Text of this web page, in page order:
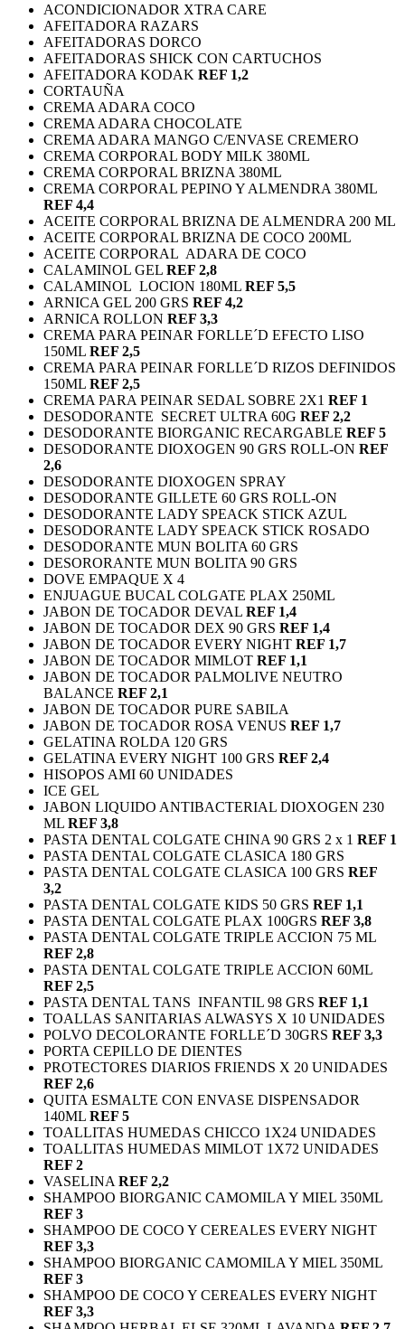
ACONDICIONADOR XTRA CARE
AFEITADORA RAZARS
AFEITADORAS DORCO
AFEITADORAS SHICK CON CARTUCHOS
AFEITADORA KODAK REF 1,2
CORTAUÑA
CREMA ADARA COCO
CREMA ADARA CHOCOLATE
CREMA ADARA MANGO C/ENVASE CREMERO
CREMA CORPORAL BODY MILK 380ML
CREMA CORPORAL BRIZNA 380ML
CREMA CORPORAL PEPINO Y ALMENDRA 380ML
REF 4,4
ACEITE CORPORAL BRIZNA DE ALMENDRA 200 ML
ACEITE CORPORAL BRIZNA DE COCO 200ML
ACEITE CORPORAL ADARA DE COCO
CALAMINOL GEL REF 2,8
CALAMINOL LOCION 180ML REF 5,5
ARNICA GEL 200 GRS REF 4,2
ARNICA ROLLON REF 3,3
CREMA PARA PEINAR FORLLE´D EFECTO LISO
150ML REF 2,5
CREMA PARA PEINAR FORLLE´D RIZOS DEFINIDOS
150ML REF 2,5
CREMA PARA PEINAR SEDAL SOBRE 2X1 REF 1
DESODORANTE SECRET ULTRA 60G REF 2,2
DESODORANTE BIORGANIC RECARGABLE REF 5
DESODORANTE DIOXOGEN 90 GRS ROLL-ON REF
2,6
DESODORANTE DIOXOGEN SPRAY
DESODORANTE GILLETE 60 GRS ROLL-ON
DESODORANTE LADY SPEACK STICK AZUL
DESODORANTE LADY SPEACK STICK ROSADO
DESODORANTE MUN BOLITA 60 GRS
DESORORANTE MUN BOLITA 90 GRS
DOVE EMPAQUE X 4
ENJUAGUE BUCAL COLGATE PLAX 250ML
JABON DE TOCADOR DEVAL REF 1,4
JABON DE TOCADOR DEX 90 GRS REF 1,4
JABON DE TOCADOR EVERY NIGHT REF 1,7
JABON DE TOCADOR MIMLOT REF 1,1
JABON DE TOCADOR PALMOLIVE NEUTRO
BALANCE REF 2,1
JABON DE TOCADOR PURE SABILA
JABON DE TOCADOR ROSA VENUS REF 1,7
GELATINA ROLDA 120 GRS
GELATINA EVERY NIGHT 100 GRS REF 2,4
HISOPOS AMI 60 UNIDADES
ICE GEL
JABON LIQUIDO ANTIBACTERIAL DIOXOGEN 230
ML REF 3,8
PASTA DENTAL COLGATE CHINA 90 GRS 2 x 1 REF 1
PASTA DENTAL COLGATE CLASICA 180 GRS
PASTA DENTAL COLGATE CLASICA 100 GRS REF
3,2
PASTA DENTAL COLGATE KIDS 50 GRS REF 1,1
PASTA DENTAL COLGATE PLAX 100GRS REF 3,8
PASTA DENTAL COLGATE TRIPLE ACCION 75 ML
REF 2,8
PASTA DENTAL COLGATE TRIPLE ACCION 60ML
REF 2,5
PASTA DENTAL TANS INFANTIL 98 GRS REF 1,1
TOALLAS SANITARIAS ALWASYS X 10 UNIDADES
POLVO DECOLORANTE FORLLE´D 30GRS REF 3,3
PORTA CEPILLO DE DIENTES
PROTECTORES DIARIOS FRIENDS X 20 UNIDADES
REF 2,6
QUITA ESMALTE CON ENVASE DISPENSADOR
140ML REF 5
TOALLITAS HUMEDAS CHICCO 1X24 UNIDADES
TOALLITAS HUMEDAS MIMLOT 1X72 UNIDADES
REF 2
VASELINA REF 2,2
SHAMPOO BIORGANIC CAMOMILA Y MIEL 350ML
REF 3
SHAMPOO DE COCO Y CEREALES EVERY NIGHT
REF 3,3
SHAMPOO BIORGANIC CAMOMILA Y MIEL 350ML
REF 3
SHAMPOO DE COCO Y CEREALES EVERY NIGHT
REF 3,3